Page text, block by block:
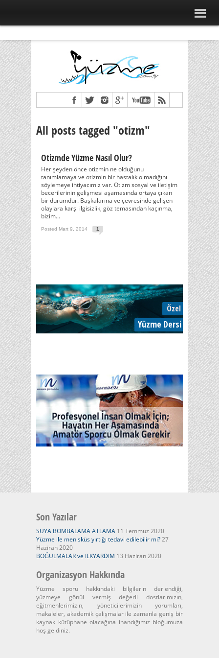
All posts tagged "otizm"
Otizmde Yüzme Nasıl Olur?
Her şeyden önce otizmin ne olduğunu
tanımlamaya ve otizmin bir hastalık olmadığını
söylemeye ihtiyacımız var. Otizm sosyal ve iletişim
becerilerinin gelişmesi aşamasında ortaya çıkan
bir durumdur. Başkalarına ve çevresinde gelişen
olaylara karşı ilgisizlik, göz temasından kaçınma,
bizim...
Posted Mart 9, 2014 1
Son Yazılar
SUYA BOMBALAMA ATLAMA 11 Temmuz 2020
Yüzme ile menisküs yırtığı tedavi edilebilir mi?27
Haziran 2020
BOĞULMALAR ve İLKYARDIM 13 Haziran 2020
Organizasyon Hakkında
Yüzme sporu hakkındaki bilgilerin derlendiği,
yüzmeye gönül vermiş değerli dostlarımızın,
eğitmenlerimizin, yöneticilerimizin yorumları,
makaleler, akademik çalışmalar ile zamanla geniş bir
kaynak kütüphane olacağına inandığımız bloğumuza
hoş geldiniz.